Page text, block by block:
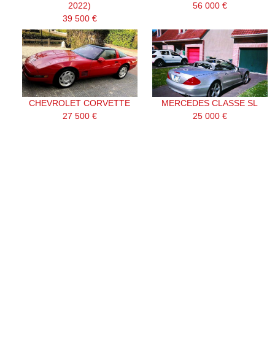
2022)
39 500 €
56 000 €
CHEVROLET CORVETTE
27 500 €
MERCEDES CLASSE SL
25 000 €